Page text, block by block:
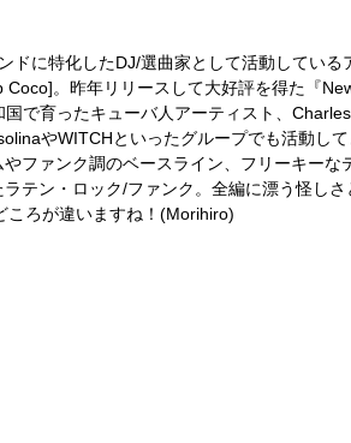
ドに特化したDJ/選曲家として活動している
。昨年リリースして大好評を得た『
で育ったキューバ人アーティスト、
やWITCHといったグループでも活動し
ファンク調のベースライン、フリーキーな
テン・ロック/ファンク。全編に漂う怪し
ころが違いますね！(Morihiro)